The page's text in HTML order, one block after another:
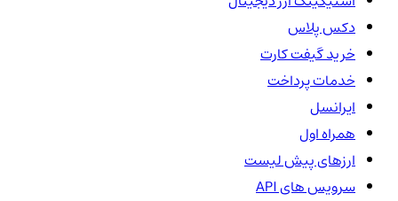
دکس پلاس
خرید گیفت کارت
خدمات پرداخت
ایرانسل
همراه اول
ارزهای پیش لیست
سرویس های API